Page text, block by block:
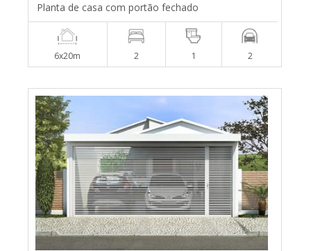
Planta de casa com portão fechado
6x20m 2 1 2